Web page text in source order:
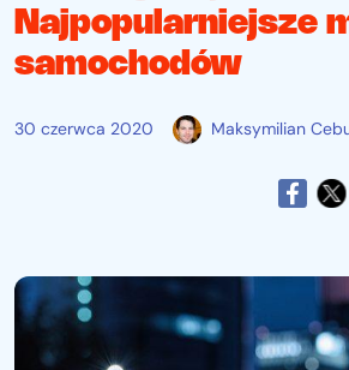
Najpopularniejsze
samochodów
30 czerwca 2020 Maksymilian